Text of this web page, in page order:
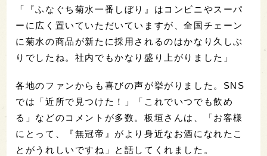
「『ふなぐち菊水一番しぼり』はコンビニやスーパ
ーに広く置いていただいていますが、全国チェーン
に菊水の商品が新たに採用されるのはかなり久しぶ
りでしたね。社内でもかなり盛り上がりました」
各地のファンからも喜びの声が挙がりました。SNS
では「近所で見つけた！」「これでいつでも飲め
る」などのコメントが多数。板垣さんは、「お客様
にとって、『無冠帝』がより身近なお酒になれたこ
とがうれしいですね」と話してくれました。